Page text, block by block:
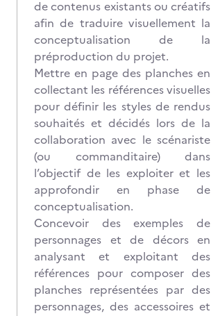
de contenus existants ou créatifs
afin de traduire visuellement la
conceptualisation de la
préproduction du projet.
Mettre en page des planches en
collectant les références visuelles
pour définir les styles de rendus
souhaités et décidés lors de la
collaboration avec le scénariste
(ou commanditaire) dans
l’objectif de les exploiter et les
approfondir en phase de
conceptualisation.
Concevoir des exemples de
personnages et de décors en
analysant et exploitant des
références pour composer des
planches représentées par des
personnages, des accessoires et